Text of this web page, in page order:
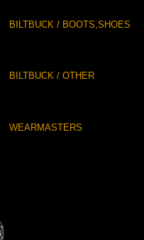
BILTBUCK / BOOTS,SHOES
BILTBUCK / OTHER
WEARMASTERS